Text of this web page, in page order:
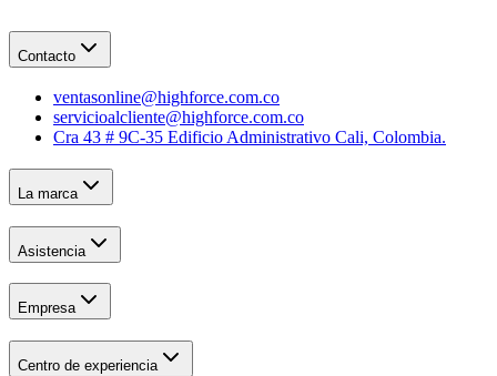
Contacto
ventasonline@highforce.com.co
servicioalcliente@highforce.com.co
Cra 43 # 9C-35 Edificio Administrativo Cali, Colombia.
La marca
Asistencia
Empresa
Centro de experiencia